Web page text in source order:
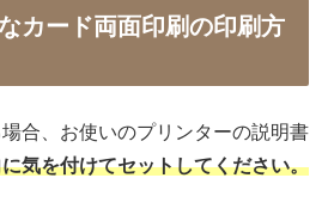
カード両面印刷の印刷方
合、お使いのプリンターの説明書
気を付けてセットしてください。